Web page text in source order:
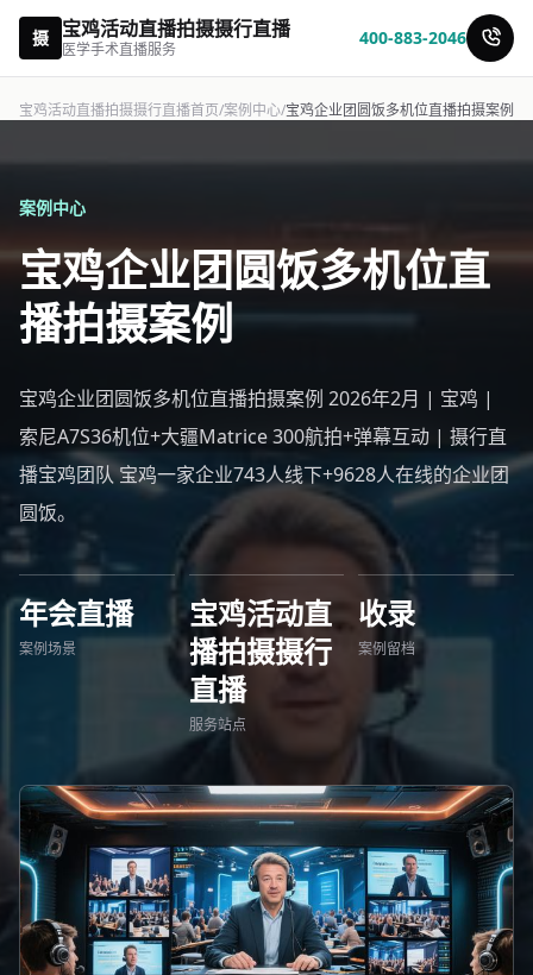
摄 宝鸡活动直播拍摄摄行直播
医学手术直播服务
400-883-2046
宝鸡活动直播拍摄摄行直播首页/案例中心/宝鸡企业团圆饭多机位直播拍摄案例
案例中心
宝鸡企业团圆饭多机位直
播拍摄案例
宝鸡企业团圆饭多机位直播拍摄案例 2026年2月 | 宝鸡 |
索尼A7S36机位+大疆Matrice 300航拍+弹幕互动 | 摄行直
播宝鸡团队 宝鸡一家企业743人线下+9628人在线的企业团
圆饭。
年会直播
案例场景
宝鸡活动直
播拍摄摄行
直播
服务站点
收录
案例留档